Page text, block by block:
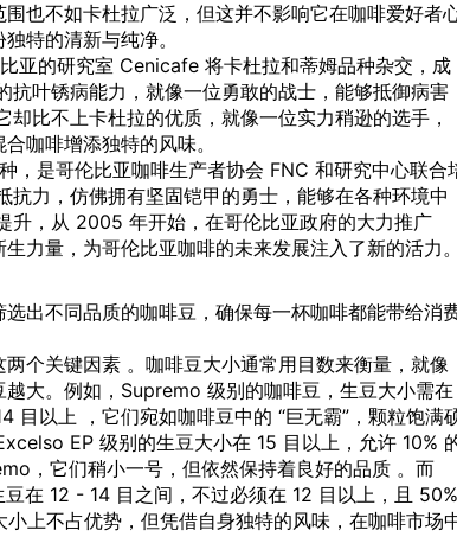
也不如卡杜拉广泛，但这并不影响它在咖啡爱好者
特的清新与纯净。
亚的研究室 Cenicafe 将卡杜拉和蒂姆品种杂交，成
叶锈病能力，就像一位勇敢的战士，能够抵御病害
比不上卡杜拉的优质，就像一位实力稍逊的选手，
咖啡增添独特的风味。
，是哥伦比亚咖啡生产者协会 FNC 和研究中心联合
力，仿佛拥有坚固铠甲的勇士，能够在各种环境中
升，从 2005 年开始，在哥伦比亚政府的大力推广
力量，为哥伦比亚咖啡的未来发展注入了新的活力。
出不同品质的咖啡豆，确保每一杯咖啡都能带给消
个关键因素 。咖啡豆大小通常用目数来衡量，就像
大。例如，Supremo 级别的咖啡豆，生豆大小需在
目以上 ，它们宛如咖啡豆中的 “巨无霸”，颗粒饱满
EP 级别的生豆大小在 15 目以上，允许 10%
，它们稍小一号，但依然保持着良好的品质 。而
在 12 - 14 目之间，不过必须在 12 目以上，且 50%
上不占优势，但凭借自身独特的风味，在咖啡市场